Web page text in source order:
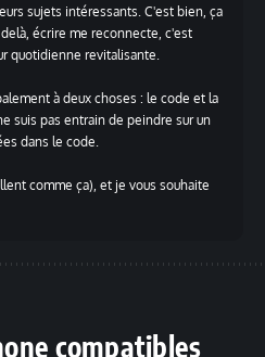
sujets intéressants. C'est bien, ça
écrire me reconnecte, c'est
quotidienne revitalisante.
à deux choses : le code et la
suis pas entrain de peindre sur un
dans le code.
comme ça), et je vous souhaite
compatibles